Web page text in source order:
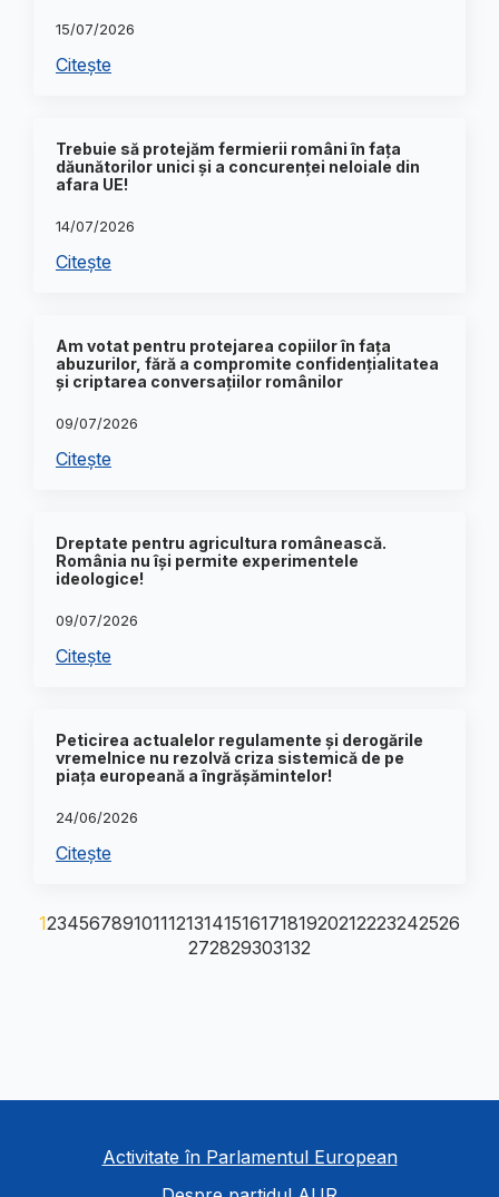
15/07/2026
Citește
Trebuie să protejăm fermierii români în fața
dăunătorilor unici și a concurenței neloiale din
afara UE!
14/07/2026
Citește
Am votat pentru protejarea copiilor în fața
abuzurilor, fără a compromite confidențialitatea
și criptarea conversațiilor românilor
09/07/2026
Citește
Dreptate pentru agricultura românească.
România nu își permite experimentele
ideologice!
09/07/2026
Citește
Peticirea actualelor regulamente și derogările
vremelnice nu rezolvă criza sistemică de pe
piața europeană a îngrășămintelor!
24/06/2026
Citește
1234567891011121314151617181920212223242526
272829303132
Activitate în Parlamentul European